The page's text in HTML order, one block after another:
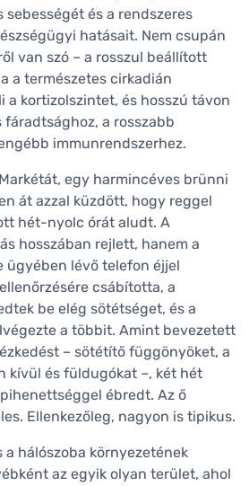
sebességét és a rendszeres
hatásait. Nem csupán
van szó – a rosszul beállított
a természetes cirkadián
a kortizolszintet, és hosszú távon
fáradtsághoz, a rosszabb
immunrendszerhez.
egy harmincéves brünni
át azzal küzdött, hogy reggel
hét-nyolc órát aludt. A
hosszában rejlett, hanem a
ügyében lévő telefon éjjel
csábította, a
be elég sötétséget, és a
a többit. Amint bevezetett
– sötétítő függönyöket, a
kívül és füldugókat –, két hét
ébredt. Az ő
Ellenkezőleg, nagyon is tipikus.
a hálószoba környezetének
az egyik olyan terület, ahol